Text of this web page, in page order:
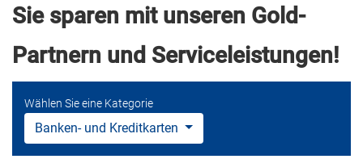
Sie sparen mit unseren Gold-
Partnern und Serviceleistungen!
Wählen Sie eine Kategorie
Banken- und Kreditkarten